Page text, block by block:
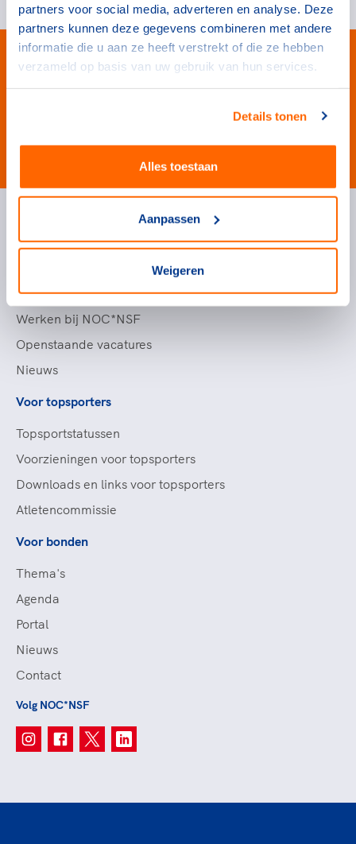
partners voor social media, adverteren en analyse. Deze
partners kunnen deze gegevens combineren met andere
informatie die u aan ze heeft verstrekt of die ze hebben
verzameld op basis van uw gebruik van hun services.
Details tonen
Alles toestaan
Aanpassen
Weigeren
ongewenst gedrag.
Lees verder
#wewinnenveelmetsport
Handige links
Topsportevenementenbeleid
Partners
Werken bij NOC*NSF
Openstaande vacatures
Nieuws
Voor topsporters
Topsportstatussen
Voorzieningen voor topsporters
Downloads en links voor topsporters
Atletencommissie
Voor bonden
Thema's
Agenda
Portal
Nieuws
Contact
Volg NOC*NSF